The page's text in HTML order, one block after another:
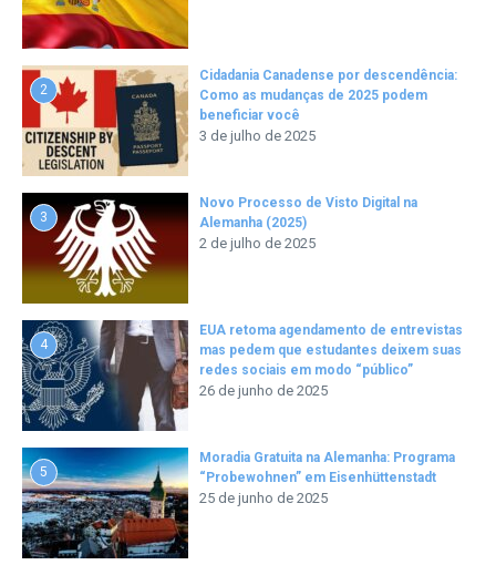
2
Cidadania Canadense por descendência:
Como as mudanças de 2025 podem
beneficiar você
3 de julho de 2025
3
Novo Processo de Visto Digital na
Alemanha (2025)
2 de julho de 2025
4
EUA retoma agendamento de entrevistas
mas pedem que estudantes deixem suas
redes sociais em modo “público”
26 de junho de 2025
5
Moradia Gratuita na Alemanha: Programa
“Probewohnen” em Eisenhüttenstadt
25 de junho de 2025